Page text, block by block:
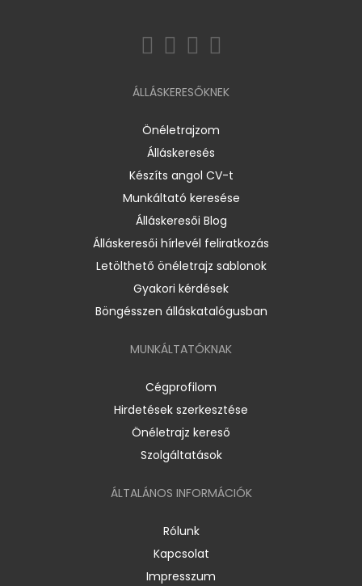
ÁLLÁSKERESŐKNEK
Önéletrajzom
Álláskeresés
Készíts angol CV-t
Munkáltató keresése
Álláskeresői Blog
Álláskeresői hírlevél feliratkozás
Letölthető önéletrajz sablonok
Gyakori kérdések
Böngésszen álláskatalógusban
MUNKÁLTATÓKNAK
Cégprofilom
Hirdetések szerkesztése
Önéletrajz kereső
Szolgáltatások
ÁLTALÁNOS INFORMÁCIÓK
Rólunk
Kapcsolat
Impresszum